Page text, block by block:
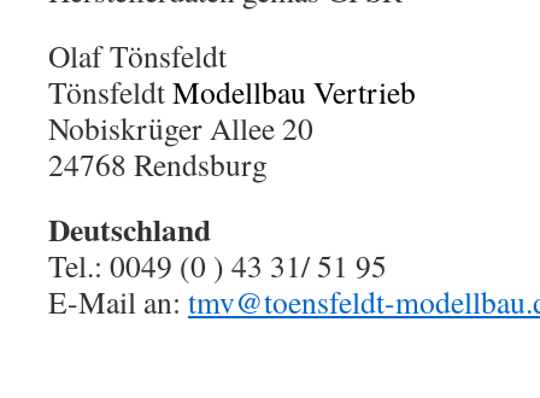
Olaf Tönsfeldt
TönsfeldtModellbau Vertrieb
Nobiskrüger Allee 20
24768 Rendsburg
Deutschland
Tel.: 0049 (0 ) 43 31/ 51 95
E-Mail an: tmv@toensfeldt-